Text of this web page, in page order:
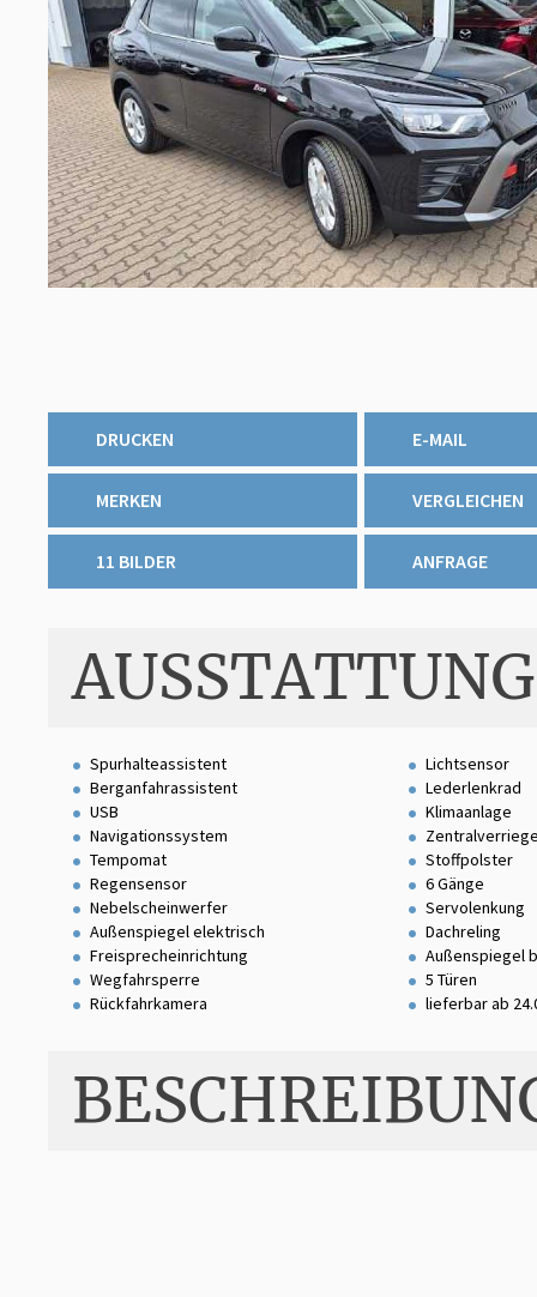
DRUCKEN E-MAIL
MERKEN VERGLEICHEN
11 BILDER ANFRAGE
AUSSTATTUNG
Spurhalteassistent
Lichtsensor
Berganfahrassistent
Lederlenkrad
USB
Klimaanlage
Navigationssystem
Tempomat
Stoffpolster
Regensensor
6 Gänge
Nebelscheinwerfer
Servolenkung
Außenspiegel elektrisch
Dachreling
Freisprecheinrichtung
Außenspiegel
Wegfahrsperre
5 Türen
Rückfahrkamera
lieferbar ab